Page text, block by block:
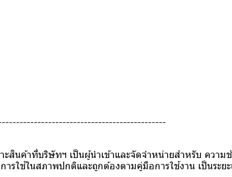
สินค้าที่บริษัทฯ เป็นผู้นำเข้าและจัดจำหน่ายสำหรับ ควา
ารใช้ในสภาพปกติและถูกต้องตามคู่มือการใช้งาน เป็นระ